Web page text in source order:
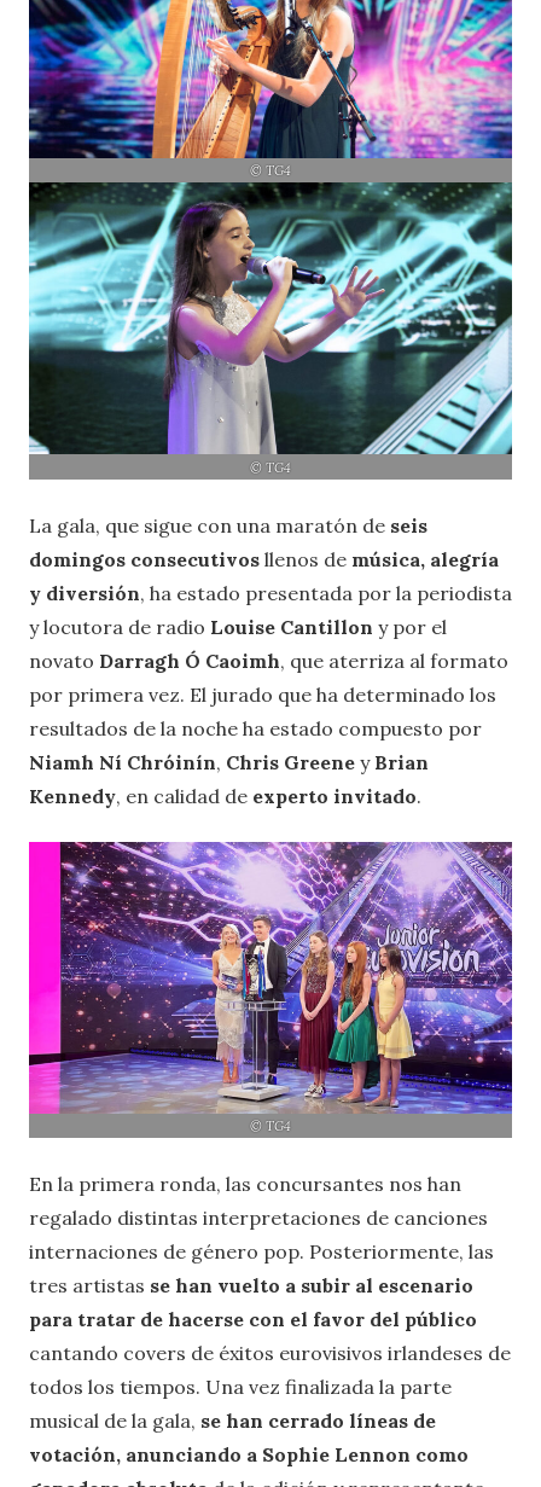
© TG4
© TG4
La gala, que sigue con una maratón de seis
domingos consecutivos llenos de música, alegría
y diversión, ha estado presentada por la periodista
y locutora de radio Louise Cantillon y por el
novato Darragh Ó Caoimh, que aterriza al formato
por primera vez. El jurado que ha determinado los
resultados de la noche ha estado compuesto por
Niamh Ní Chróinín, Chris Greene y Brian
Kennedy, en calidad de experto invitado.
© TG4
En la primera ronda, las concursantes nos han
regalado distintas interpretaciones de canciones
internaciones de género pop. Posteriormente, las
tres artistas se han vuelto a subir al escenario
para tratar de hacerse con el favor del público
cantando covers de éxitos eurovisivos irlandeses de
todos los tiempos. Una vez finalizada la parte
musical de la gala, se han cerrado líneas de
votación, anunciando a Sophie Lennon como